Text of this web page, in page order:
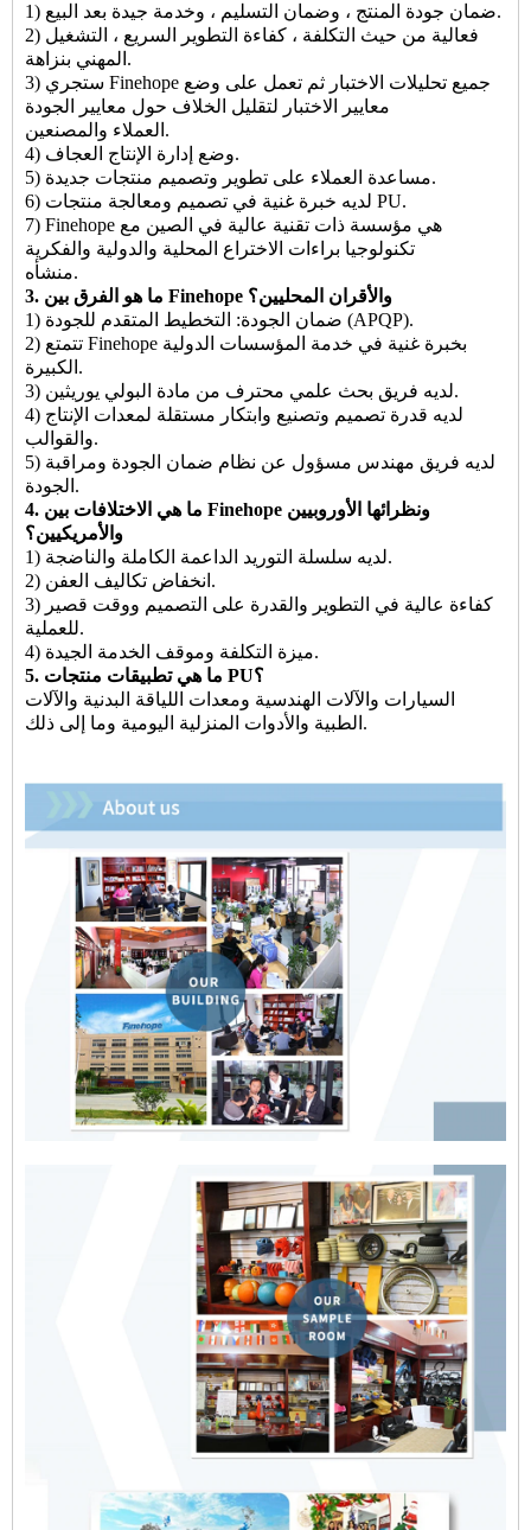
1) ضمان جودة المنتج ، وضمان التسليم ، وخدمة جيدة بعد البيع.
2) فعالية من حيث التكلفة ، كفاءة التطوير السريع ، التشغيل
المهني بنزاهة.
3) ستجري Finehope جميع تحليلات الاختبار ثم تعمل على وضع
معايير الاختبار لتقليل الخلاف حول معايير الجودة
العملاء والمصنعين.
4) وضع إدارة الإنتاج العجاف.
5) مساعدة العملاء على تطوير وتصميم منتجات جديدة.
6) لديه خبرة غنية في تصميم ومعالجة منتجات PU.
7) Finehope هي مؤسسة ذات تقنية عالية في الصين مع
تكنولوجيا براءات الاختراع المحلية والدولية والفكرية
منشأه.
3. ما هو الفرق بين Finehope والأقران المحليين؟
1) ضمان الجودة: التخطيط المتقدم للجودة (APQP).
2) تتمتع Finehope بخبرة غنية في خدمة المؤسسات الدولية
الكبيرة.
3) لديه فريق بحث علمي محترف من مادة البولي يوريثين.
4) لديه قدرة تصميم وتصنيع وابتكار مستقلة لمعدات الإنتاج
والقوالب.
5) لديه فريق مهندس مسؤول عن نظام ضمان الجودة ومراقبة
الجودة.
4. ما هي الاختلافات بين Finehope ونظرائها الأوروبيين
والأمريكيين؟
1) لديه سلسلة التوريد الداعمة الكاملة والناضجة.
2) انخفاض تكاليف العفن.
3) كفاءة عالية في التطوير والقدرة على التصميم ووقت قصير
للعملية.
4) ميزة التكلفة وموقف الخدمة الجيدة.
5. ما هي تطبيقات منتجات PU؟
السيارات والآلات الهندسية ومعدات اللياقة البدنية والآلات
الطبية والأدوات المنزلية اليومية وما إلى ذلك.